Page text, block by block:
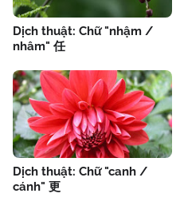
Dịch thuật: Chữ "nhậm /
nhâm" 任
Dịch thuật: Chữ "canh /
cánh" 更